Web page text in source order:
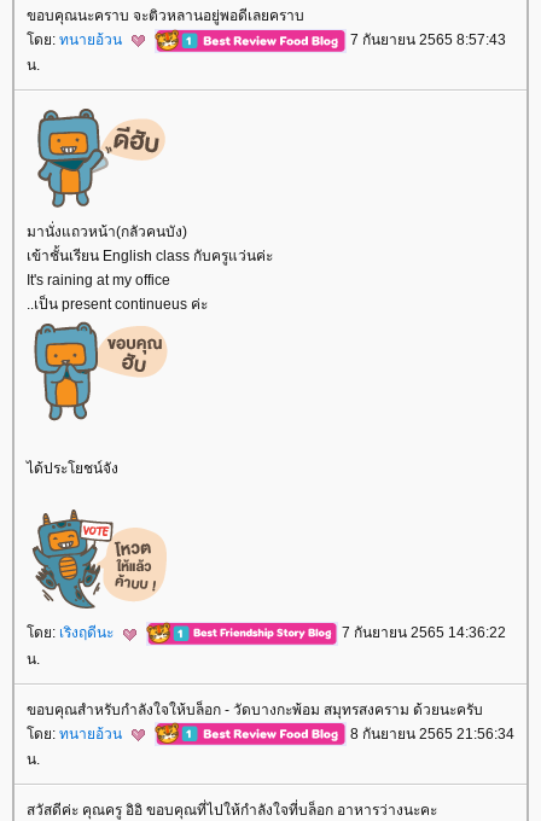
ขอบคุณนะคราบ จะติวหลานอยู่พอดีเลยคราบ
ดย: ทนายอ้วน
7 กันยายน 2565 8:57:43
น.
มานั่งแถวหน้า(กลัวคนบัง)
เข้าชั้นเรียน English class กับครูแว่นค่ะ
It's raining at my office
..เป็น present continueus ค่ะ
ได้ประโยชน์จัง
ดย: เริงฤดีนะ
7 กันยายน 2565 14:36:22
น.
ขอบคุณสำหรับกำลังใจให้บล็อก - วัดบางกะพ้อม สมุทรสงคราม ด้วยนะครับ
ดย: ทนายอ้วน
8 กันยายน 2565 21:56:34
น.
สวัสดีค่ะ คุณครู อิอิ ขอบคุณที่ไปให้กำลังใจที่บล็อก อาหารว่างนะคะ